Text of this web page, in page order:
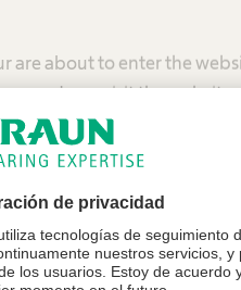
are about to enter the
you visit the website
España -